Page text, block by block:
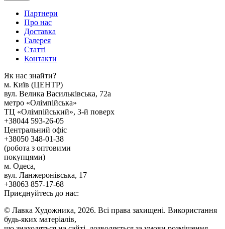
Партнери
Про нас
Доставка
Галерея
Статтi
Контакти
Як наc знайти?
м. Киïв (ЦЕНТР)
вул. Велика Васильківська, 72а
метро «Олімпійська»
ТЦ «Олімпійський», 3-й поверх
+38044 593-26-05
Центральний офіс
+38050 348-01-38
(робота з оптовими
покупцями)
м. Одеса,
вул. Ланжеронівська, 17
+38063 857-17-68
Приєднуйтесь до нас:
© Лавка Художника, 2026. Всі права захищені. Використання
будь-яких матеріалів,